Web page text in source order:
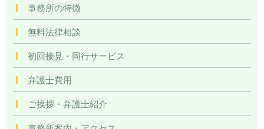
事務所の特徴
無料法律相談
初回接見・同行サービス
弁護士費用
ご挨拶・弁護士紹介